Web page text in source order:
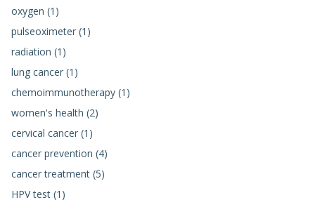
oxygen (1)
pulseoximeter (1)
radiation (1)
lung cancer (1)
chemoimmunotherapy (1)
women's health (2)
cervical cancer (1)
cancer prevention (4)
cancer treatment (5)
HPV test (1)